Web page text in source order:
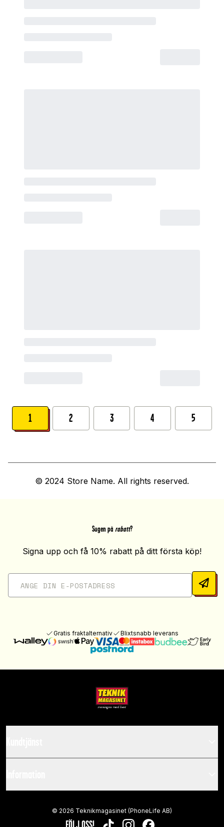
1 2 3 4 5
© 2024 Store Name. All rights reserved.
Sugen på rabatt?
Signa upp och få 10% rabatt på ditt första köp!
Gratis fraktalternativ Blixtsnabb leverans
© 2026 Teknikmagasinet (PhoneLife AB)